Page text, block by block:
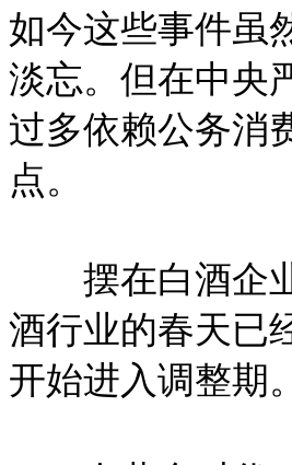
如今这些事件虽
淡忘。但在中央
过多依赖公务消
点。
摆在白酒企业
酒行业的春天已
开始进入调整期